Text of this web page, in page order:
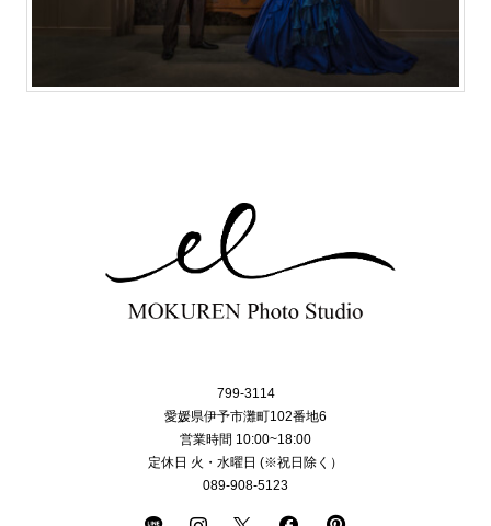
799-3114
愛媛県伊予市灘町102番地6
営業時間 10:00~18:00
定休日 火・水曜日 (※祝日除く）
089-908-5123